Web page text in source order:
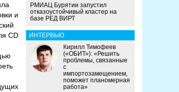
и
CD
РМИАЦ Бурятии запустил
отказоустойчивый кластер на
базе РЕД ВИРТ
ИНТЕРВЬЮ
Кирилл Тимофеев
(«ОБИТ»): «Решить
проблемы, связанные
с
импортозамещением,
поможет планомерная
работа»